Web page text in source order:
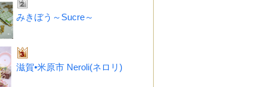
みきぼう～Sucre～
滋賀•米原市 Neroli(ネロリ)